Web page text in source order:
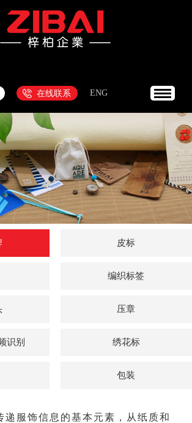
在线联系 ENG
皮标
编织标签
压章
识别 绣花标
包装
递服饰信息的基本元素，从纸质和